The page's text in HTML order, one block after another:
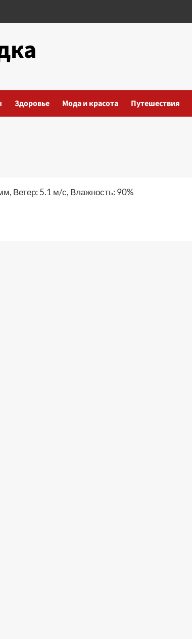
Здоровье Мода и красота Путешествия
Ветер: 5.1 м/с, Влажность: 90%